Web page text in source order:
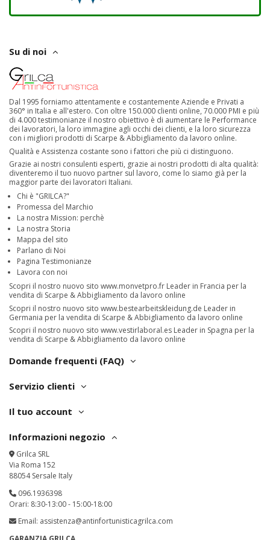
Su di noi
Dal 1995 forniamo attentamente e costantemente Aziende e Privati a
360° in Italia e all'estero. Con oltre 150.000 clienti online, 70.000 PMI e più
di 4.000 testimonianze il nostro obiettivo è di aumentare le Performance
dei lavoratori, la loro immagine agli occhi dei clienti, e la loro sicurezza
con i migliori prodotti di Scarpe & Abbigliamento da lavoro online.
Qualità e Assistenza costante sono i fattori che più ci distinguono.
Grazie ai nostri consulenti esperti, grazie ai nostri prodotti di alta qualità:
diventeremo il tuo nuovo partner sul lavoro, come lo siamo già per la
maggior parte dei lavoratori Italiani.
Chi è "GRILCA?"
Promessa del Marchio
La nostra Mission: perchè
La nostra Storia
Mappa del sito
Parlano di Noi
Pagina Testimonianze
Lavora con noi
Scopri il nostro nuovo sito www.monvetpro.fr Leader in Francia per la
vendita di Scarpe & Abbigliamento da lavoro online
Scopri il nostro nuovo sito www.bestearbeitskleidung.de Leader in
Germania per la vendita di Scarpe & Abbigliamento da lavoro online
Scopri il nostro nuovo sito www.vestirlaboral.es Leader in Spagna per la
vendita di Scarpe & Abbigliamento da lavoro online
Domande frequenti (FAQ)
Servizio clienti
Il tuo account
Informazioni negozio
Grilca SRL
Via Roma 152
88054 Sersale Italy
096.1936398
Orari: 8:30-13:00 - 15:00-18:00
Email: assistenza@antinfortunisticagrilca.com